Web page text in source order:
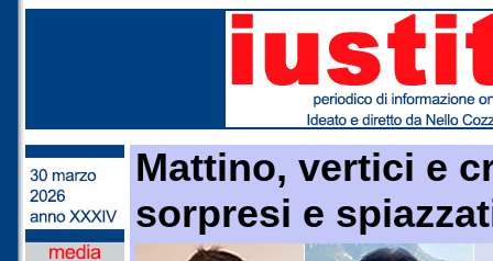
Mattino, vertici e
sorpresi e